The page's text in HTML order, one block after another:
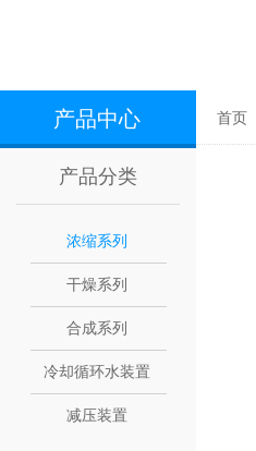
产品中心 首页
产品分类
浓缩系列
干燥系列
合成系列
冷却循环水装置
减压装置